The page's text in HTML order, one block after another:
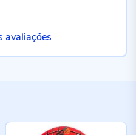
avaliações